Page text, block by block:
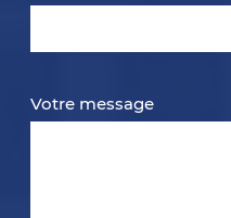
Votre message